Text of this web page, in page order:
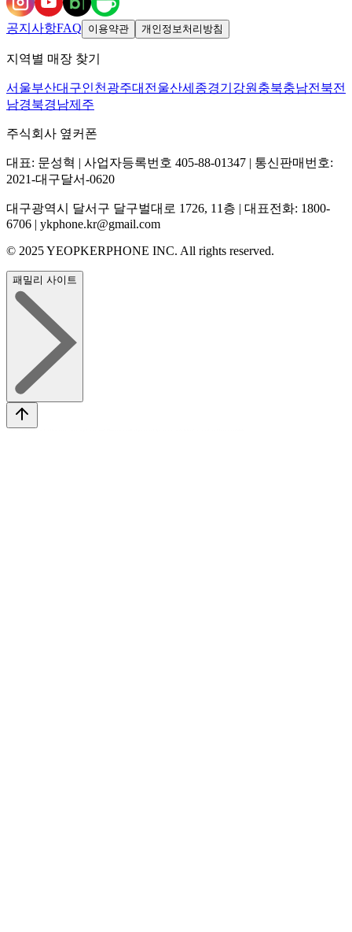
공지사항FAQ 이용약관 개인정보처리방침
지역별 매장 찾기
서울부산대구인천 광주대전 울산세종경기 강원 충북충남전북전
남경북경남제주
주식회사 옆커폰
대표: 문성혁 | 사업자등록번호 405-88-01347 | 통신판매번호:
2021-대구달서-0620
대구광역시 달서구 달구벌대로 1726, 11층 | 대표전화: 1800-
6706 | ykphone.kr@gmail.com
© 2025 YEOPKERPHONE INC. All rights reserved.
패밀리 사이트